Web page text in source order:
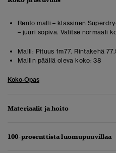
Rento malli – klassinen
– juuri sopiva. Valitse normaali
Malli: Pituus 1m77. Rintakehä
Mallin päällä oleva koko: 38
Koko-Opas
Materiaalit ja hoito
100-prosenttista luomupuuvillaa